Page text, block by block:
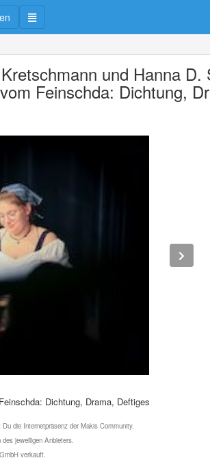
und Hanna D.
Feinschda: Dichtung,
Dichtung, Drama, Deftiges
die Internetpräsenz der Makis Community.
jeweiligen Anbieters.
verkauft.